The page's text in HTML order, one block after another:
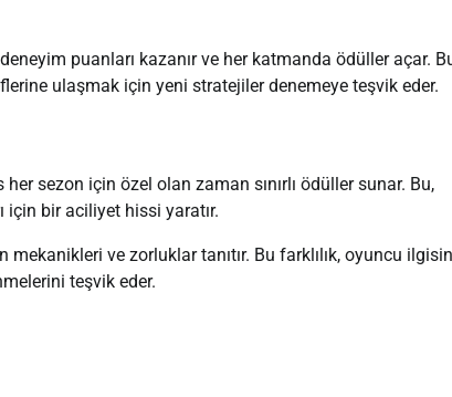
puanları kazanır ve her katmanda ödüller açar.
ulaşmak için yeni stratejiler denemeye teşvik eder.
sezon için özel olan zaman sınırlı ödüller sunar. Bu,
için bir aciliyet hissi yaratır.
ve zorluklar tanıtır. Bu farklılık, oyuncu
teşvik eder.